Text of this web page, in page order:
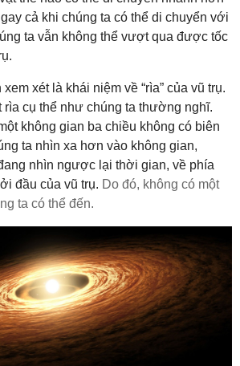
cả khi chúng ta có thể di chuyển với
ta vẫn không thể vượt qua được tốc
.
xét là khái niệm về “rìa” của vũ trụ.
rìa cụ thể như chúng ta thường nghĩ.
không gian ba chiều không có biên
ta nhìn xa hơn vào không gian,
nhìn ngược lại thời gian, về phía
đầu của vũ trụ. Do đó, không có một
ta có thể đến.